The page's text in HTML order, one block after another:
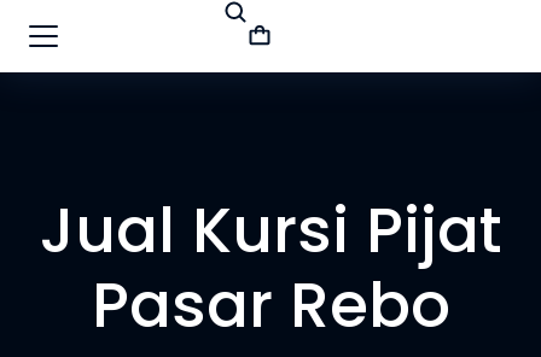
Jual Kursi Pijat
Pasar Rebo